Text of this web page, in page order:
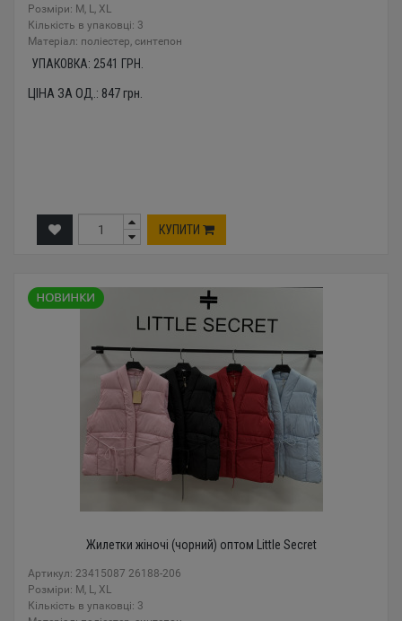
Розміри: M, L, XL
Кількість в упаковці: 3
Mатеріал: поліестер, синтепон
УПАКОВКА: 2541 ГРН.
ЦІНА ЗА ОД.: 847грн.
КУПИТИ
Жилетки жіночі (чорний) оптом Little Secret
Артикул: 23415087 26188-206
Розміри: M, L, XL
Кількість в упаковці: 3